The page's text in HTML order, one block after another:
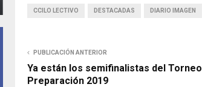
CCILO LECTIVO DESTACADAS DIARIO IMAGEN
PUBLICACIÓN ANTERIOR
Ya están los semifinalistas del Torneo
Preparación 2019